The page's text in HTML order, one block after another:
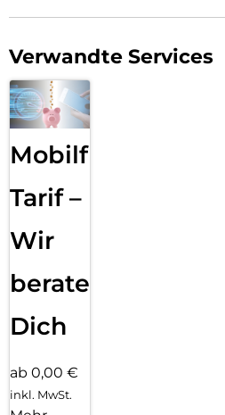
Verwandte Services
Mobilfunk
Tarif –
Wir
beraten
Dich
ab 0,00 €
inkl. MwSt.